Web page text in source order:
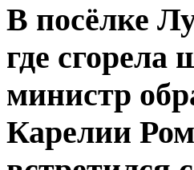
В посёлке
где сгорела
министр
Карелии